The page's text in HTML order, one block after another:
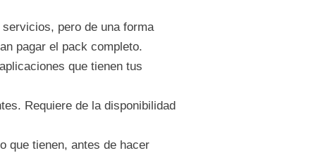
pero de una forma
pagar el pack completo.
que tienen tus
Requiere de la disponibilidad
que tienen, antes de hacer